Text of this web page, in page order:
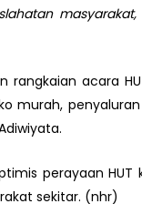
acara
perayaan
sekitar. (nhr)